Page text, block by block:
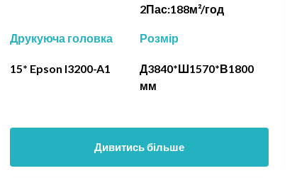
2Пас:188м²/год
Друкуюча головка
15* Epson I3200-A1
Розмір
Д3840*Ш1570*В1800
мм
Дивитись більше